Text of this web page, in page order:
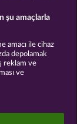
amaçlıdır ve
şu amaçlarla
amacı ile cihaz
depolamak
reklam ve
ve